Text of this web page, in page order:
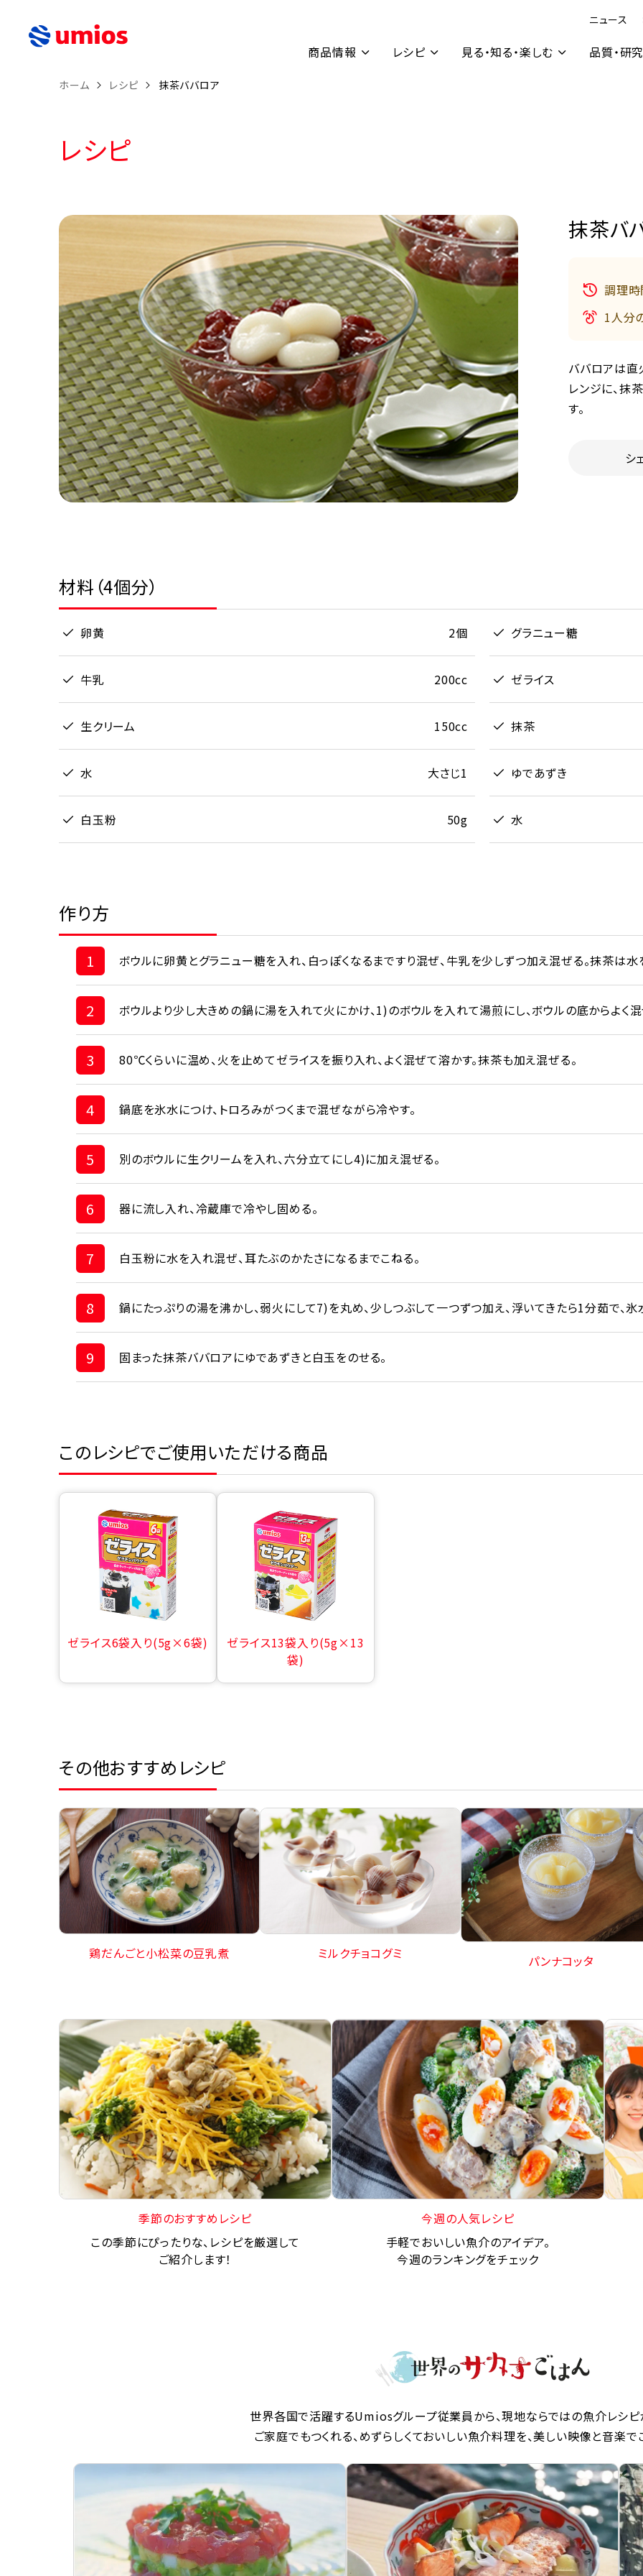
ニュース
商品情報 レシピ 見る・知る・楽しむ 品質・研究
ホーム レシピ 抹茶ババロア
レシピ
抹茶バ
調理時
1人分
ババロアは直
レンジに、抹
す。
シ
材料（4個分）
卵黄 2個 グラニュー糖
牛乳 200cc ゼライス
生クリーム 150cc 抹茶
水 大さじ1 ゆであずき
白玉粉 50g 水
作り方
1 ボウルに卵黄とグラニュー糖を入れ、白っぽくなるまですり混ぜ、牛乳を少しずつ加え混ぜる。抹茶は水
2 ボウルより少し大きめの鍋に湯を入れて火にかけ、1)のボウルを入れて湯煎にし、ボウルの底からよく
3 80℃くらいに温め、火を止めてゼライスを振り入れ、よく混ぜて溶かす。抹茶も加え混ぜる。
4 鍋底を氷水につけ、トロろみがつくまで混ぜながら冷やす。
5 別のボウルに生クリームを入れ、六分立てにし4)に加え混ぜる。
6 器に流し入れ、冷蔵庫で冷やし固める。
7 白玉粉に水を入れ混ぜ、耳たぶのかたさになるまでこねる。
8 鍋にたっぷりの湯を沸かし、弱火にして7)を丸め、少しつぶして一つずつ加え、浮いてきたら1分茹で、氷
9 固まった抹茶ババロアにゆであずきと白玉をのせる。
このレシピでご使用いただける商品
ゼライス6袋入り(5g×6袋)
ゼライス13袋入り(5g×13
袋)
その他おすすめレシピ
鶏だんごと小松菜の豆乳煮 ミルクチョコグミ パンナコッタ
季節のおすすめレシピ
この季節にぴったりな、レシピを厳選して
ご紹介します！
今週の人気レシピ
手軽でおいしい魚介のアイデア。
今週のランキングをチェック
世界各国で活躍するUmiosグループ従業員から、現地ならではの魚介レシピ
ご家庭でもつくれる、めずらしくておいしい魚介料理を、美しい映像と音楽で